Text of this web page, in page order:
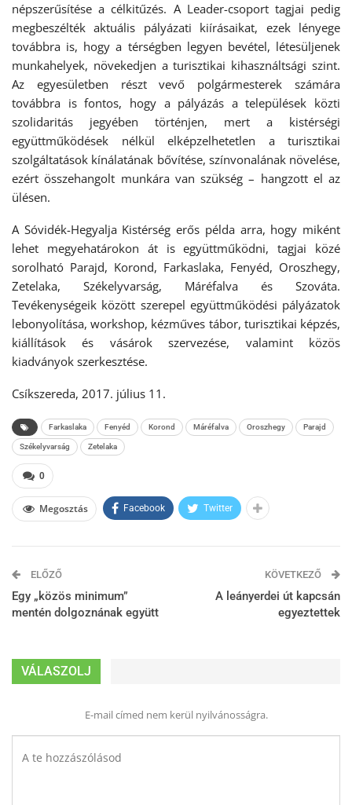
népszerűsítése a célkitűzés. A Leader-csoport tagjai pedig
megbeszélték aktuális pályázati kiírásaikat, ezek lényege
továbbra is, hogy a térségben legyen bevétel, létesüljenek
munkahelyek, növekedjen a turisztikai kihasználtsági szint.
Az egyesületben részt vevő polgármesterek számára
továbbra is fontos, hogy a pályázás a települések közti
szolidaritás jegyében történjen, mert a kistérségi
együttműködések nélkül elképzelhetetlen a turisztikai
szolgáltatások kínálatának bővítése, színvonalának növelése,
ezért összehangolt munkára van szükség – hangzott el az
ülésen.
A Sóvidék-Hegyalja Kistérség erős példa arra, hogy miként
lehet megyehatárokon át is együttműködni, tagjai közé
sorolható Parajd, Korond, Farkaslaka, Fenyéd, Oroszhegy,
Zetelaka, Székelyvarság, Máréfalva és Szováta.
Tevékenységeik között szerepel együttműködési pályázatok
lebonyolítása, workshop, kézműves tábor, turisztikai képzés,
kiállítások és vásárok szervezése, valamint közös
kiadványok szerkesztése.
Csíkszereda, 2017. július 11.
Farkaslaka Fenyéd Korond Máréfalva Oroszhegy Parajd
Székelyvarság Zetelaka
0
Megosztás Facebook Twitter
ELŐZŐ
Egy „közös minimum”
mentén dolgoznának együtt
KÖVETKEZŐ
A leányerdei út kapcsán
egyeztettek
VÁLASZOLJ
E-mail címed nem kerül nyilvánosságra.